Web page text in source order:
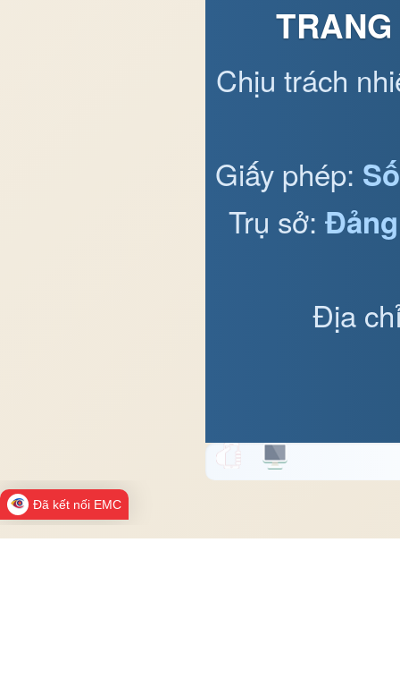
Chịu trách
Giấy phép:
Trụ sở:
Địa
Đã kết nối EMC